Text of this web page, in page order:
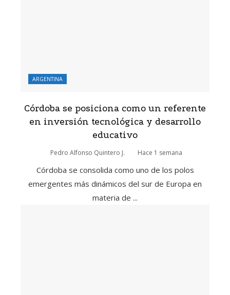
ARGENTINA
Córdoba se posiciona como un referente
en inversión tecnológica y desarrollo
educativo
Pedro Alfonso Quintero J. Hace 1 semana
Córdoba se consolida como uno de los polos
emergentes más dinámicos del sur de Europa en
materia de ...